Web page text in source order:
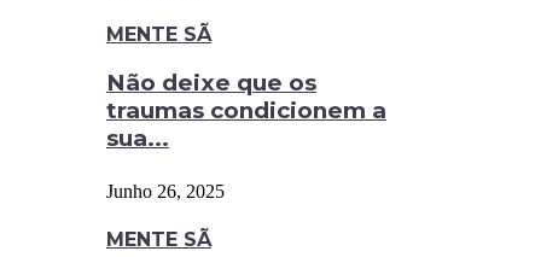
MENTE SÃ
Não deixe que os
traumas condicionem a
sua...
Junho 26, 2025
MENTE SÃ